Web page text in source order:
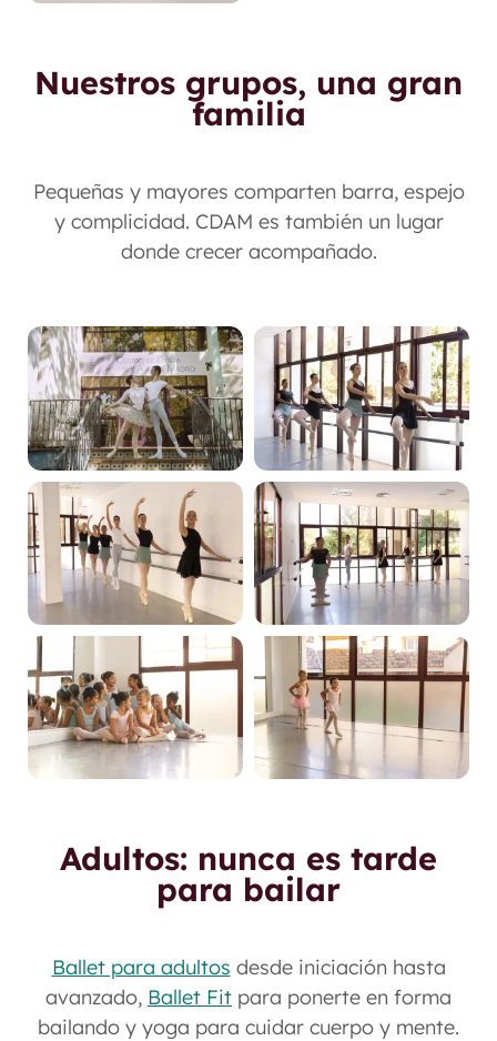
Nuestros grupos, una gran
familia
Pequeñas y mayores comparten barra, espejo
y complicidad. CDAM es también un lugar
donde crecer acompañado.
Adultos: nunca es tarde
para bailar
Ballet para adultos desde iniciación hasta
avanzado, Ballet Fit para ponerte en forma
bailando y yoga para cuidar cuerpo y mente.